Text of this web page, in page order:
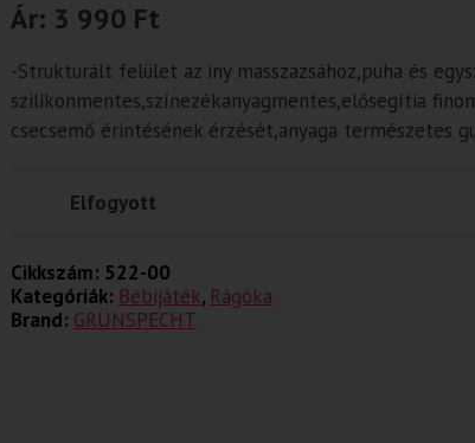
Ár: 3 990 Ft
-Strukturált felület az iny masszazsához,puha és
szilikonmentes,színezékanyagmentes,elősegítia
csecsemő érintésének érzését,anyaga természetes
Elfogyott
Cikkszám: 522-00
Kategóriák: Bébijáték, Rágóka
Brand: GRÜNSPECHT